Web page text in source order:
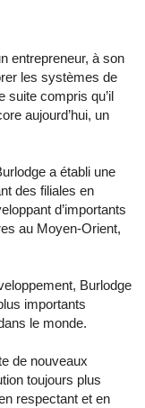
entrepreneur, à son
les systèmes de
suite compris qu’il
aujourd’hui, un
a établi une
des filiales en
d’importants
au Moyen-Orient,
Burlodge
importants
le monde.
de nouveaux
toujours plus
respectant et en